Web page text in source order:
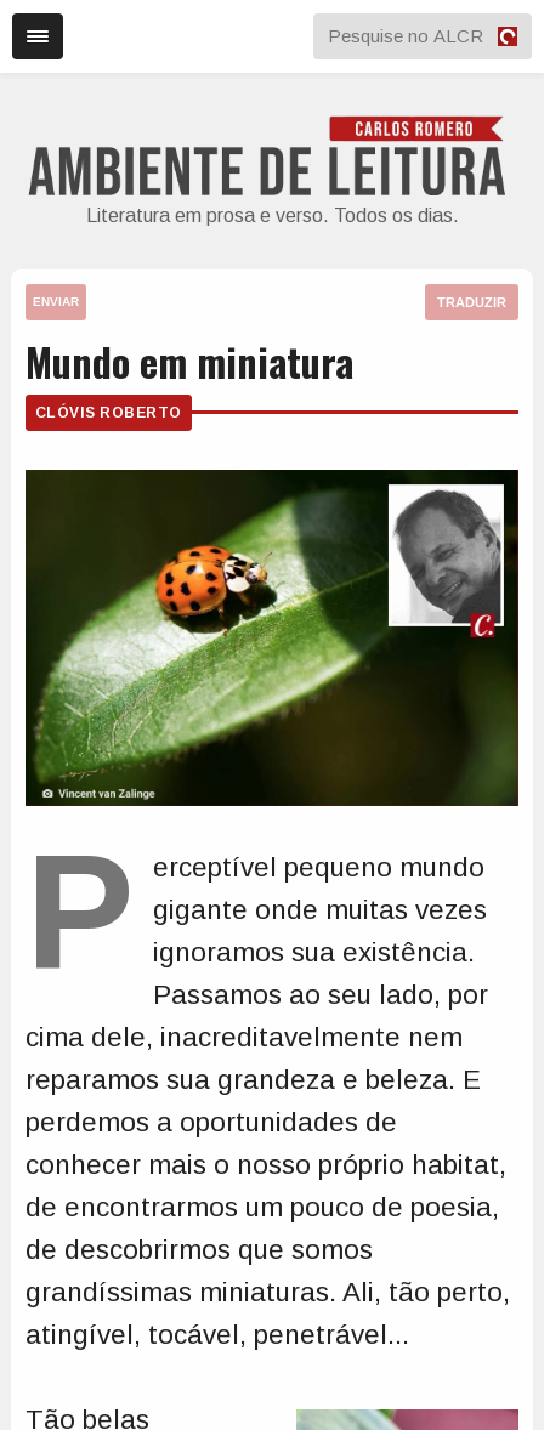
Literatura em prosa e verso. Todos os dias.
ENVIAR TRADUZIR
Mundo em miniatura
CLÓVIS ROBERTO
P
erceptível pequeno mundo
gigante onde muitas vezes
ignoramos sua existência.
Passamos ao seu lado, por
cima dele, inacreditavelmente nem
reparamos sua grandeza e beleza. E
perdemos a oportunidades de
conhecer mais o nosso próprio habitat,
de encontrarmos um pouco de poesia,
de descobrirmos que somos
grandíssimas miniaturas. Ali, tão perto,
atingível, tocável, penetrável...
Tão belas